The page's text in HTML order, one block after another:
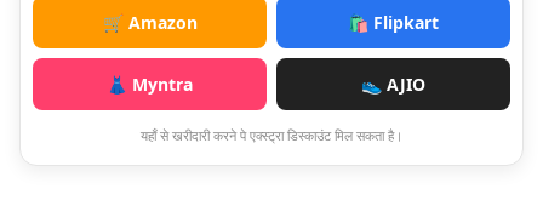
🛒 Amazon 🛍️ Flipkart
👗 Myntra 👟 AJIO
यहाँ से खरीदारी करने पे एक्स्ट्रा डिस्काउंट मिल सकता है।